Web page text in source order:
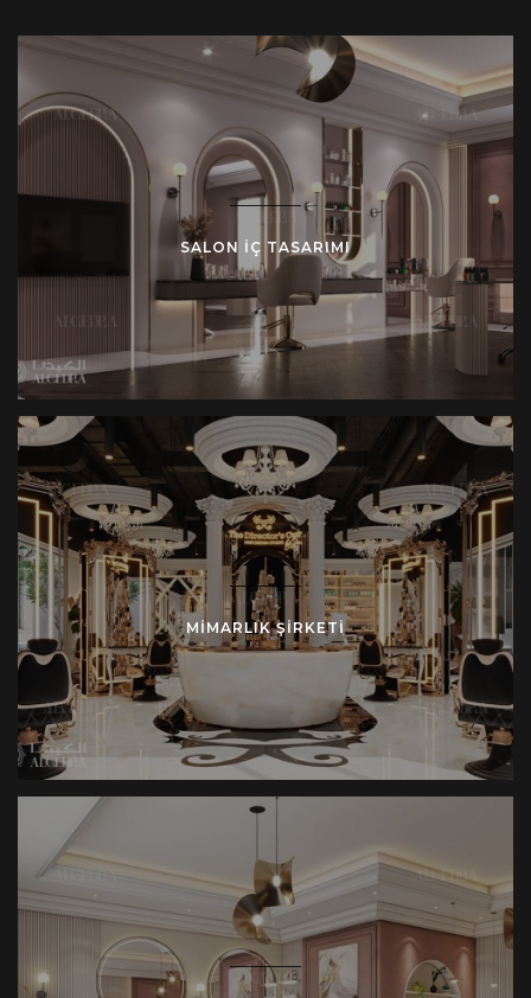
SALON IÇ TASARIMI
MIMARLIK ŞIRKETI